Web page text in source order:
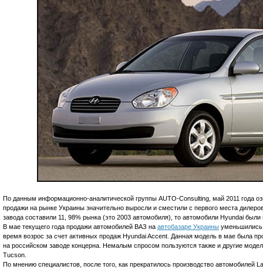
По данным информационно-аналитической группы AUTO-Consulting, май 2011 года
продажи на рынке Украины значительно выросли и сместили с первого места
завода составили 11, 98% рынка (это 2003 автомобиля), то автомобили Hyundai
В мае текущего года продажи автомобилей ВАЗ на автобазаре Украины уменьшились
время возрос за счет активных продаж Hyundai Accent. Данная модель в мае была
на российском заводе концерна. Немалым спросом пользуются также и другие
Tucson.
По мнению специалистов, после того, как прекратилось производство автомобилей